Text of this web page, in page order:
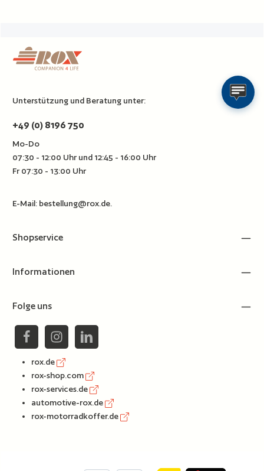
Unterstützung und Beratung unter:
+49 (0) 8196 750
Mo-Do
07:30 - 12:00 Uhr und 12:45 - 16:00 Uhr
Fr 07:30 - 13:00 Uhr
E-Mail: bestellung@rox.de.
Shopservice
Informationen
Folge uns
rox.de
rox-shop.com
rox-services.de
automotive-rox.de
rox-motorradkoffer.de